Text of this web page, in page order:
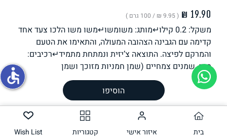
גבינות טבעוניות
( ‏9.95 ₪ / 100 גרם )
משקל: 0.2 קילו↵מותג: משומשו↵משו משו הלכו צעד אחד
קדימה עם הגבינה הצהובה המעולה, והתאימו את הטעם
והמרקם לפיצה. התוצאה צ’יזית ונמתחת מתמיד↵רכיבים:
מים, שמנים צמחיים (שמן חמניות מזוכך ושמן
משקל וכמות
200.00גרם ליחידה
הכנה
רכיבים
הוסיפו
בית איזור אישי קטגוריות Wish List
accessible